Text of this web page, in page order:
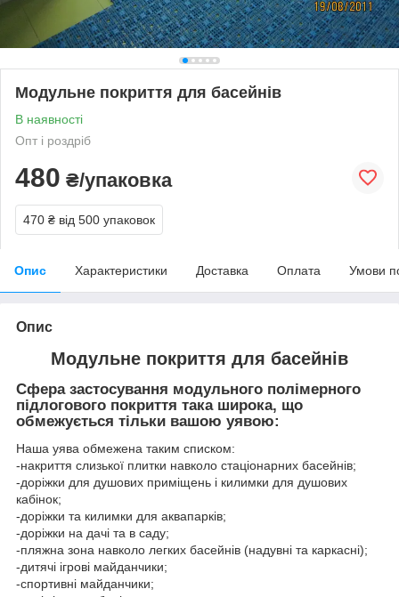
Модульне покриття для басейнів
В наявності
Опт і роздріб
480 ₴/упаковка
470 ₴ від 500 упаковок
Опис Характеристики Доставка Оплата Умови
Опис
Модульне покриття для басейнів
Сфера застосування модульного полімерного
підлогового покриття така широка, що
обмежується тільки вашою уявою:
Наша уява обмежена таким списком:
-накриття слизької плитки навколо стаціонарних басейнів;
-доріжки для душових приміщень і килимки для душових
кабінок;
-доріжки та килимки для аквапарків;
-доріжки на дачі та в саду;
-пляжна зона навколо легких басейнів (надувні та каркасні);
-дитячі ігрові майданчики;
-спортивні майданчики;